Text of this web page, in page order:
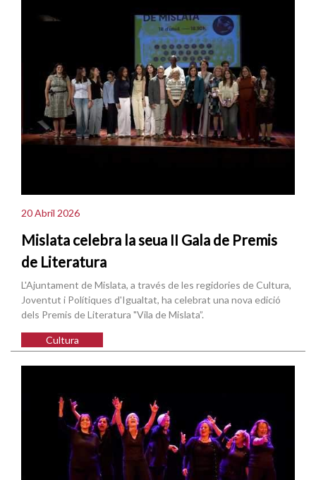
20 Abril 2026
Mislata celebra la seua II Gala de Premis
de Literatura
L'Ajuntament de Mislata, a través de les regidories de Cultura,
Joventut i Polítiques d'Igualtat, ha celebrat una nova edició
dels Premis de Literatura "Vila de Mislata”.
Cultura